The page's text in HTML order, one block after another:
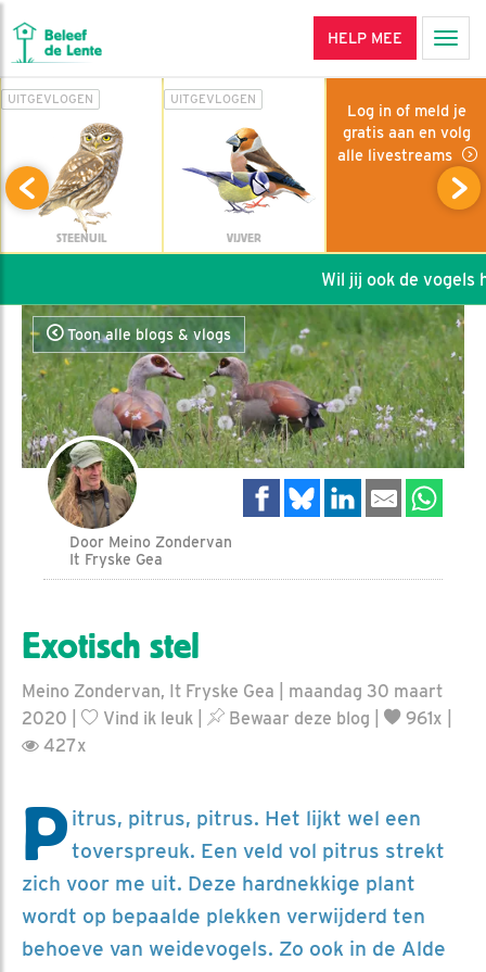
HELP MEE
UITGEVLOGEN
STEENUIL
UITGEVLOGEN
VIJVER
Log in of meld je
gratis aan en volg
alle livestreams
Wil jij ook de vogels
Toon alle blogs & vlogs
Door Meino Zondervan
It Fryske Gea
Exotisch stel
Meino Zondervan, It Fryske Gea | maandag 30 maart
2020 |
Vind ik leuk Bewaar deze blog
961x |
427x
P itrus, pitrus, pitrus. Het lijkt wel een
toverspreuk. Een veld vol pitrus strekt
zich voor me uit. Deze hardnekkige plant
wordt op bepaalde plekken verwijderd ten
behoeve van weidevogels. Zo ook in de Alde